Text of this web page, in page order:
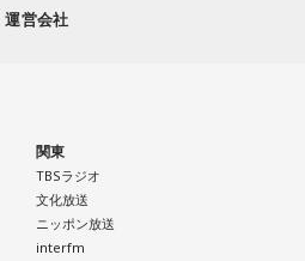
運営会社
関東
TBSラジオ
文化放送
ニッポン放送
interfm